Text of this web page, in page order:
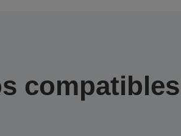
compatibles